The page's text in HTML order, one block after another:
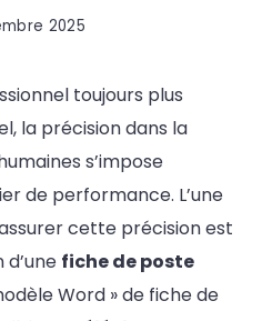
2025
toujours plus
la précision dans la
s’impose
de performance. L’une
cette précision est
fiche de poste
Word » de fiche de